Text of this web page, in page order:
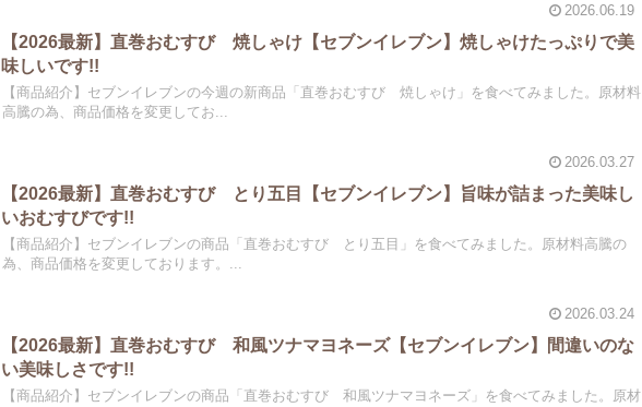
2026.06.19
【2026最新】直巻おむすび 焼しゃけ【セブンイレブン】焼しゃけたっぷりで美
味しいです!!
【商品紹介】セブンイレブンの今週の新商品「直巻おむすび 焼しゃけ」を食べてみました。原材料
高騰の為、商品価格を変更してお...
2026.03.27
【2026最新】直巻おむすび とり五目【セブンイレブン】旨味が詰まった美味し
いおむすびです!!
【商品紹介】セブンイレブンの商品「直巻おむすび とり五目」を食べてみました。原材料高騰の
為、商品価格を変更しております。...
2026.03.24
【2026最新】直巻おむすび 和風ツナマヨネーズ【セブンイレブン】間違いのな
い美味しさです!!
【商品紹介】セブンイレブンの商品「直巻おむすび 和風ツナマヨネーズ」を食べてみました。原材